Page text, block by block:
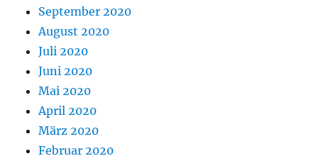
September 2020
August 2020
Juli 2020
Juni 2020
Mai 2020
April 2020
März 2020
Februar 2020